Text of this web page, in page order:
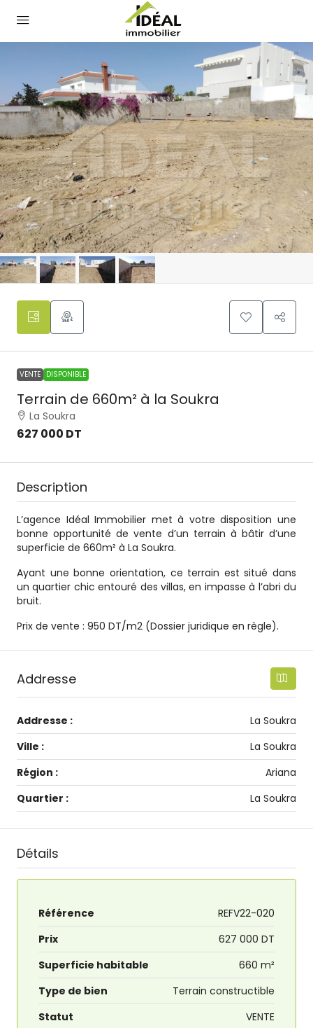
VENTE DISPONIBLE
Terrain de 660m² à la Soukra
La Soukra
627 000 DT
Description
L’agence Idéal Immobilier met à votre disposition une
bonne opportunité de vente d’un terrain à bâtir d’une
superficie de 660m² à La Soukra.
Ayant une bonne orientation, ce terrain est situé dans
un quartier chic entouré des villas, en impasse à l’abri du
bruit.
Prix de vente : 950 DT/m2 (Dossier juridique en règle).
Addresse
Addresse :
La Soukra
Ville :
La Soukra
Région :
Ariana
Quartier :
La Soukra
Détails
Référence
REFV22-020
Prix
627 000 DT
Superficie habitable
660 m²
Type de bien
Terrain constructible
Statut
VENTE